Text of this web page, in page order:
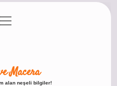
menüyü
aç
Macera
alan neşeli bilgiler!